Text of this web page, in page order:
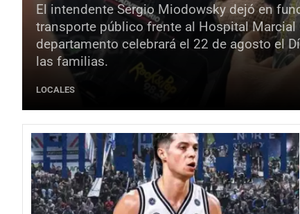
El intendente Sergio Miodowsky dejó en
transporte público frente al Hospital Marcial
departamento celebrará el 22 de agosto el
las familias.
LOCALES